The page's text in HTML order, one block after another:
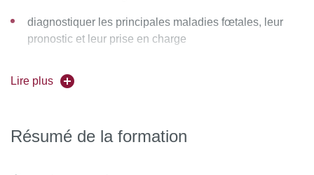
diagnostiquer les principales maladies fœtales, leur
pronostic et leur prise en charge
conduites à tenir en médecine fœtale
Lire plus
Résumé de la formation